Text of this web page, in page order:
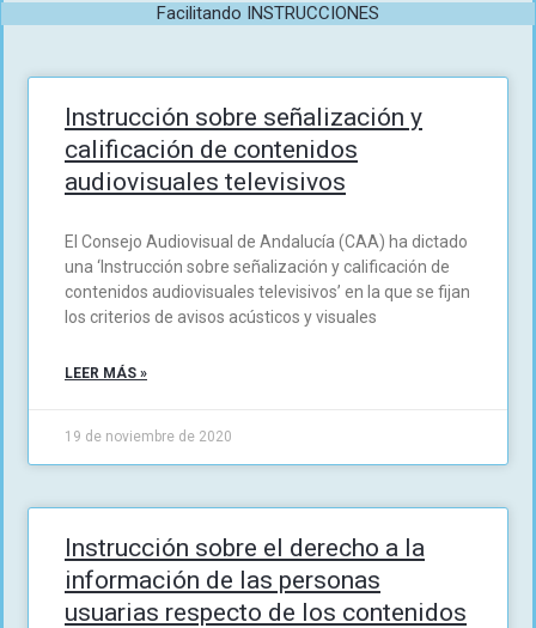
Facilitando INSTRUCCIONES
Instrucción sobre señalización y
calificación de contenidos
audiovisuales televisivos
El Consejo Audiovisual de Andalucía (CAA) ha dictado
una ‘Instrucción sobre señalización y calificación de
contenidos audiovisuales televisivos’ en la que se fijan
los criterios de avisos acústicos y visuales
LEER MÁS »
19 de noviembre de 2020
Instrucción sobre el derecho a la
información de las personas
usuarias respecto de los contenidos